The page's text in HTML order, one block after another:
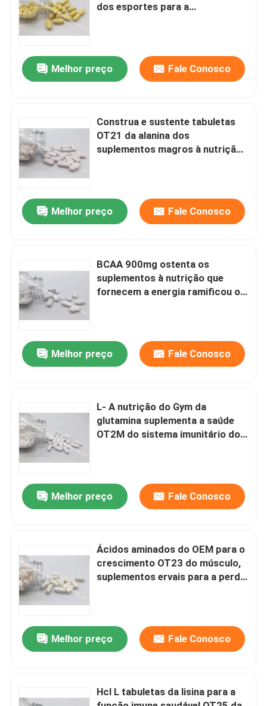
Casa
Sobre nós
Controle da qualidade
Notícia
Casos
IVC suplementos
dos esportes para a
Melhor preço Fale Conosco
Construa e sustente tabuletas
OT21 da alanina dos
suplementos magros à nutrição
Melhor preço Fale Conosco
BCAA 900mg ostenta os
suplementos à nutrição que
fornecem a energia ramificou o
Melhor preço Fale Conosco
L- A nutrição do Gym da
glutamina suplementa a saúde
OT2M do sistema imunitário do
Melhor preço Fale Conosco
Ácidos aminados do OEM para o
crescimento OT23 do músculo,
suplementos ervais para a perda
Melhor preço Fale Conosco
Hcl L tabuletas da lisina para a